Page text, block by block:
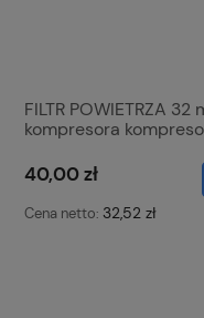
FILTR POWIETRZA 32
kompresora
40,00 zł
Cena netto: 32,52 zł